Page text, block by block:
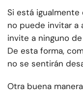
Si está
no puede invitar a
invite a ninguno
De esta forma,
no se sentirán
Otra buena